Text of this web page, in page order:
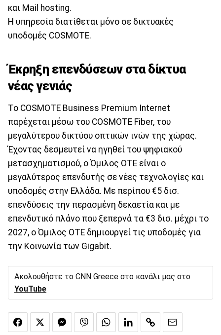
και Mail hosting.
Η υπηρεσία διατίθεται μόνο σε δικτυακές
υποδομές COSMOTE.
Έκρηξη επενδύσεων στα δίκτυα
νέας γενιάς
Το COSMOTE Business Premium Internet
παρέχεται μέσω του COSMOTE Fiber, του
μεγαλύτερου δικτύου οπτικών ινών της χώρας.
Έχοντας δεσμευτεί να ηγηθεί του ψηφιακού
μετασχηματισμού, ο Όμιλος ΟΤΕ είναι ο
μεγαλύτερος επενδυτής σε νέες τεχνολογίες και
υποδομές στην Ελλάδα. Με περίπου €5 δισ.
επενδύσεις την περασμένη δεκαετία και με
επενδυτικό πλάνο που ξεπερνά τα €3 δισ. μέχρι το
2027, ο Όμιλος ΟΤΕ δημιουργεί τις υποδομές για
την Κοινωνία των Gigabit.
Ακολουθήστε το CNN Greece στο κανάλι μας στο
YouTube